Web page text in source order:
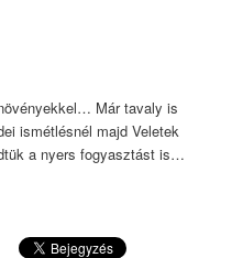
Már tavaly is
ismétlésnél majd Veletek
a nyers fogyasztást is…